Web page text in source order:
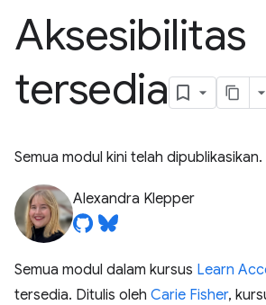
Aksesibilitas
tersedia
Semua modul kini telah dipublikasikan.
Alexandra Klepper
Semua modul dalam kursus Learn
tersedia. Ditulis oleh Carie Fisher,